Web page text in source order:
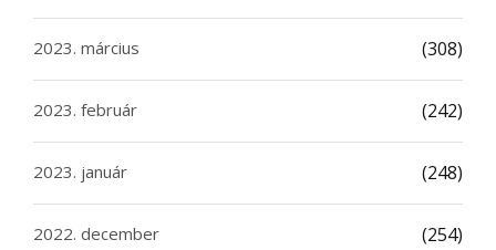
2023. március (308)
2023. február (242)
2023. január (248)
2022. december (254)